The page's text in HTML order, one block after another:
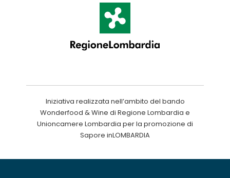
Iniziativa realizzata nell’ambito del bando
Wonderfood & Wine di Regione Lombardia e
Unioncamere Lombardia per la promozione di
Sapore inLOMBARDIA